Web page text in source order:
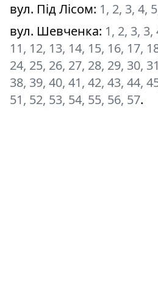
вул. Під Лісом: 1, 2, 3, 4,
вул. Шевченка: 1, 2, 3, 3,
11, 12, 13, 14, 15, 16, 17,
24, 25, 26, 27, 28, 29, 30,
38, 39, 40, 41, 42, 43, 44,
51, 52, 53, 54, 55, 56, 57.